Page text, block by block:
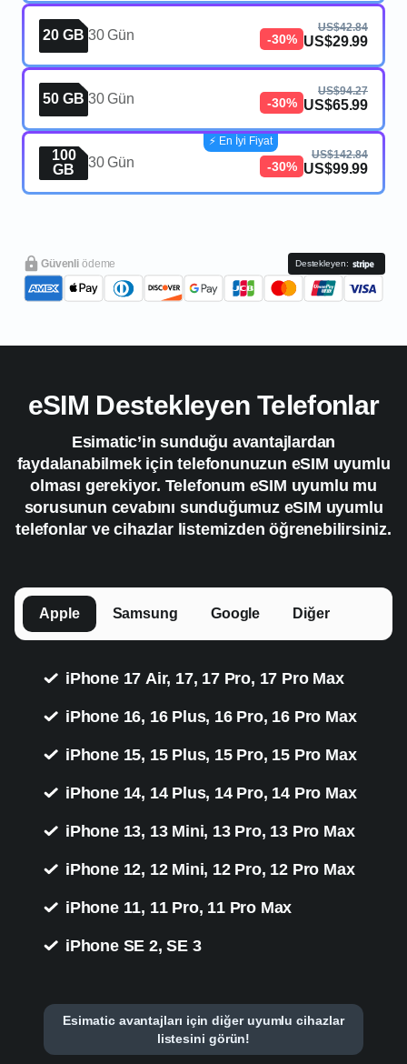
20 GB 30 Gün -30%
US$42.84
US$29.99
50 GB 30 Gün -30%
US$94.27
US$65.99
100
GB
30 Gün -30%
US$142.84
US$99.99
⚡️ En İyi Fiyat
Güvenli ödeme Destekleyen:
eSIM Destekleyen Telefonlar
Esimatic’in sunduğu avantajlardan
faydalanabilmek için telefonunuzun eSIM uyumlu
olması gerekiyor. Telefonum eSIM uyumlu mu
sorusunun cevabını sunduğumuz eSIM uyumlu
telefonlar ve cihazlar listemizden öğrenebilirsiniz.
Apple Samsung Google Diğer
iPhone 17 Air, 17, 17 Pro, 17 Pro Max
iPhone 16, 16 Plus, 16 Pro, 16 Pro Max
iPhone 15, 15 Plus, 15 Pro, 15 Pro Max
iPhone 14, 14 Plus, 14 Pro, 14 Pro Max
iPhone 13, 13 Mini, 13 Pro, 13 Pro Max
iPhone 12, 12 Mini, 12 Pro, 12 Pro Max
iPhone 11, 11 Pro, 11 Pro Max
iPhone SE 2, SE 3
Esimatic avantajları için diğer uyumlu cihazlar
listesini görün!